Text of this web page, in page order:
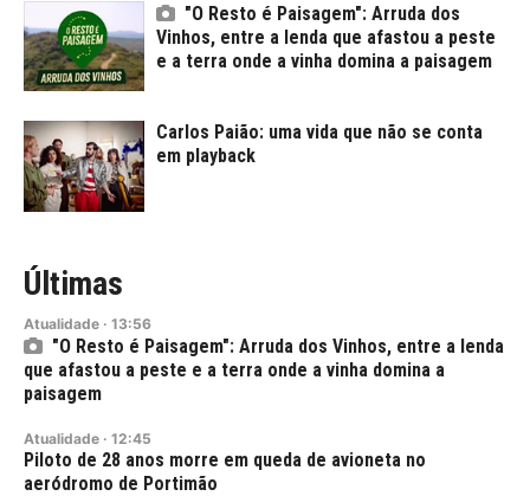
"O Resto é Paisagem": Arruda dos
Vinhos, entre a lenda que afastou a peste
e a terra onde a vinha domina a paisagem
Carlos Paião: uma vida que não se conta
em playback
Últimas
Atualidade · 13:56
"O Resto é Paisagem": Arruda dos Vinhos, entre a lenda
que afastou a peste e a terra onde a vinha domina a
paisagem
Atualidade · 12:45
Piloto de 28 anos morre em queda de avioneta no
aeródromo de Portimão